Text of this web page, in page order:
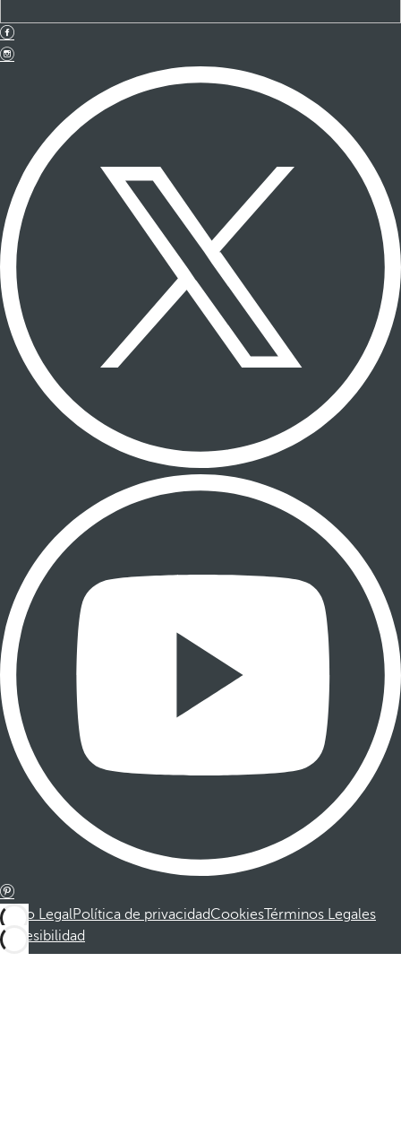
Aviso LegalPolítica de privacidadCookies Términos Legales
Accesibilidad